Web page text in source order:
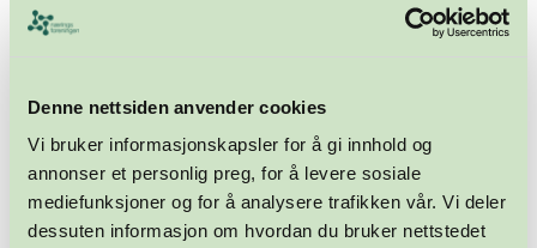
Denne nettsiden anvender cookies
Vi bruker informasjonskapsler for å gi innhold og
annonser et personlig preg, for å levere sosiale
mediefunksjoner og for å analysere trafikken vår. Vi deler
dessuten informasjon om hvordan du bruker nettstedet